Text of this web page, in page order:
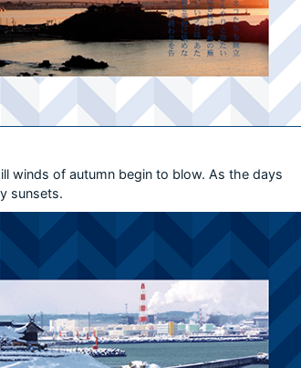
winds of autumn begin to blow. As the days
sunsets.